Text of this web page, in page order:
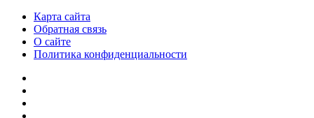
Карта сайта
Обратная связь
О сайте
Политика конфиденциальности